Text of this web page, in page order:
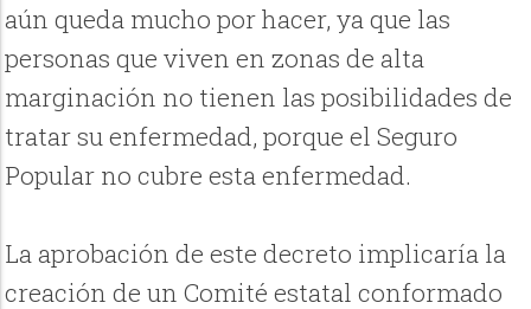
aún queda mucho por hacer, ya que las
personas que viven en zonas de alta
marginación no tienen las posibilidades de
tratar su enfermedad, porque el Seguro
Popular no cubre esta enfermedad.
La aprobación de este decreto implicaría la
creación de un Comité estatal conformado